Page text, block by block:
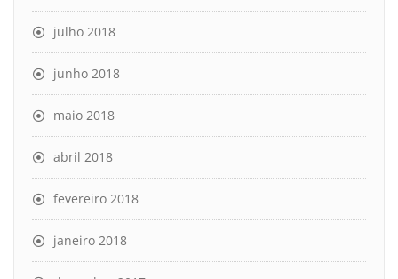
julho 2018
junho 2018
maio 2018
abril 2018
fevereiro 2018
janeiro 2018